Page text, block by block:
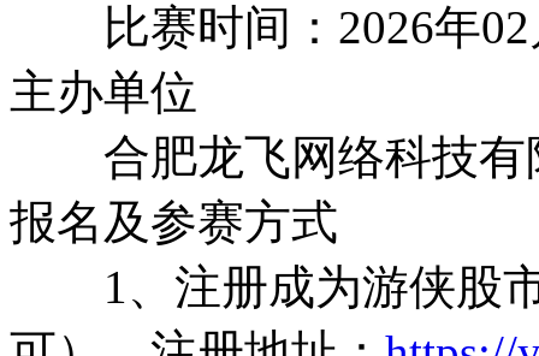
比赛时间：2026年02
主办单位
合肥龙飞网络科技有
报名及参赛方式
1、注册成为游侠股市